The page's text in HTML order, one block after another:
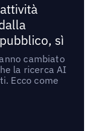
sì
cambiato
la ricerca AI
Ecco come